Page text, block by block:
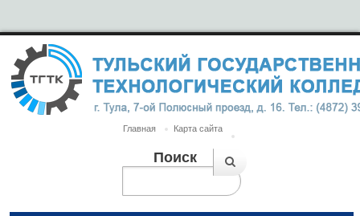
Главная Карта сайта
Поиск